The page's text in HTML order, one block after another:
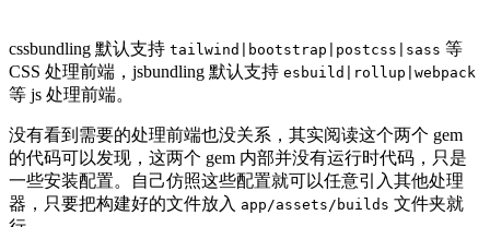
cssbundling 默认支持 tailwind|bootstrap|postcss|sass 等
CSS 处理前端，jsbundling 默认支持 esbuild|rollup|webpack
等 js 处理前端。
没有看到需要的处理前端也没关系，其实阅读这个两个 gem
的代码可以发现，这两个 gem 内部并没有运行时代码，只是
一些安装配置。自己仿照这些配置就可以任意引入其他处理
器，只要把构建好的文件放入 app/assets/builds 文件夹就